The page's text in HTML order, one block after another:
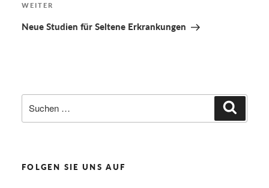
Nächster
Beitrag
WEITER
Neue Studien für Seltene Erkrankungen
Suchen
nach:
FOLGEN SIE UNS AUF